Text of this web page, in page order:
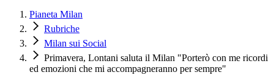
Pianeta Milan
Rubriche
Milan sui Social
Primavera, Lontani saluta il Milan "Porterò con me ricordi
ed emozioni che mi accompagneranno per sempre"